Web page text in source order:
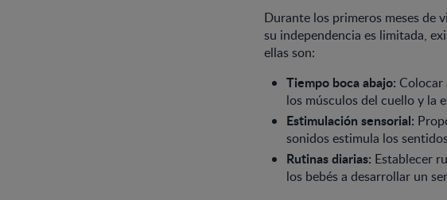
Durante los primeros meses de
su independencia es limitada,
ellas son:
Tiempo boca abajo:
los músculos del cuello y la
Estimulación sensorial:
sonidos estimula los
Rutinas diarias: Establecer
los bebés a desarrollar un